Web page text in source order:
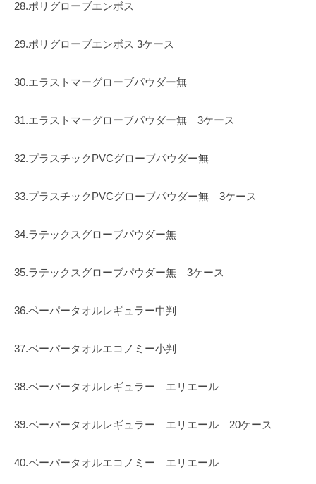
28.ポリグローブエンボス
29.ポリグローブエンボス 3ケース
30.エラストマーグローブパウダー無
31.エラストマーグローブパウダー無 3ケース
32.プラスチックPVCグローブパウダー無
33.プラスチックPVCグローブパウダー無 3ケース
34.ラテックスグローブパウダー無
35.ラテックスグローブパウダー無 3ケース
36.ペーパータオルレギュラー中判
37.ペーパータオルエコノミー小判
38.ペーパータオルレギュラー エリエール
39.ペーパータオルレギュラー エリエール 20ケース
40.ペーパータオルエコノミー エリエール